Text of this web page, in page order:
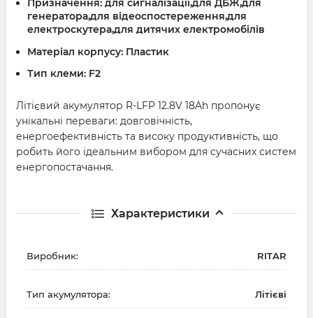
Призначення: для сигналізації,для ДБЖ,для
генератора,для відеоспостереження,для
електроскутера,для дитячих електромобілів
Матеріал корпусу: Пластик
Тип клеми: F2
Літієвий акумулятор R-LFP 12.8V 18Ah пропонує
унікальні переваги: довговічність,
енергоефективність та високу продуктивність, що
робить його ідеальним вибором для сучасних систем
енергопостачання.
Характеристики
Виробник: RITAR
Тип акумулятора: Літієві